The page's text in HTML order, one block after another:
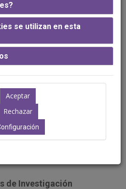
se utilizan en esta
ha puesto a su disposición el
la cual podrán crear, subir y
virtual en la Web. Éstos se
por presentación telemática.
Congreso
ha puesto a su disposición una
Power Point (Vertical) con el fin de
a dichas plantillas de
que el poster debe tener
en el resumen y la estructura
No obstante, queda permitido variar
así como la inclusión de gráficos,
de Investigación